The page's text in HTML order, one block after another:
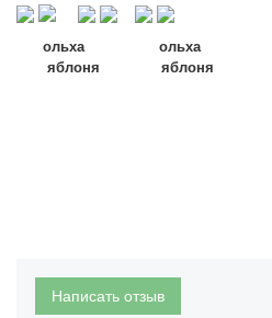
ольха ольха
яблоня
яблоня
Написать отзыв